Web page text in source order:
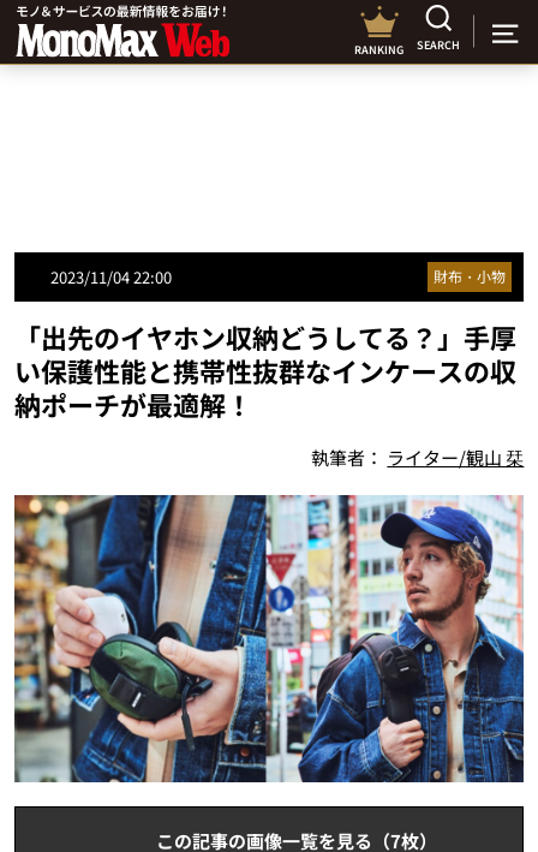
RANKING SEARCH
2023/11/04 22:00 財布・小物
「出先のイヤホン収納どうしてる？」手厚
い保護性能と携帯性抜群なインケースの収
納ポーチが最適解！
執筆者： ライター/観山 栞
この記事の画像一覧を見る（7枚）